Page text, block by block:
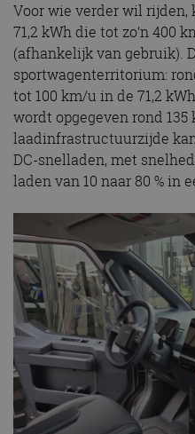
Voor wie verder wil
71,2 kWh die tot zo’n 400
(afhankelijk van gebruik).
sportwagenterritorium:
tot 100 km/u in de 71,2
wordt opgegeven rond
laadinfrastructuurzijde
DC-snelladen, met
laden van 10 naar 80 % in